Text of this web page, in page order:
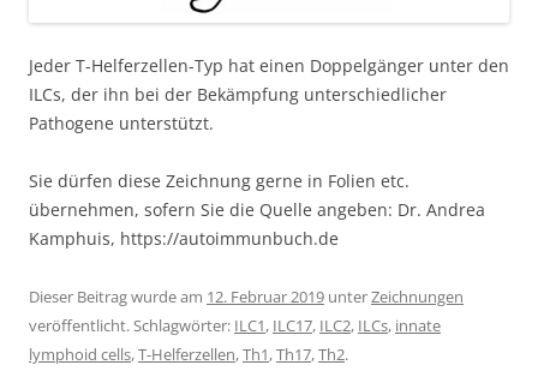
Jeder T-Helferzellen-Typ hat einen Doppelgänger unter den
ILCs, der ihn bei der Bekämpfung unterschiedlicher
Pathogene unterstützt.
Sie dürfen diese Zeichnung gerne in Folien etc.
übernehmen, sofern Sie die Quelle angeben: Dr. Andrea
Kamphuis, https://autoimmunbuch.de
Dieser Beitrag wurde am 12. Februar 2019 unterZeichnungen
veröffentlicht. Schlagwörter: ILC1, ILC17, ILC2, ILCs, innate
lymphoid cells,T-Helferzellen,Th1,Th17,Th2.